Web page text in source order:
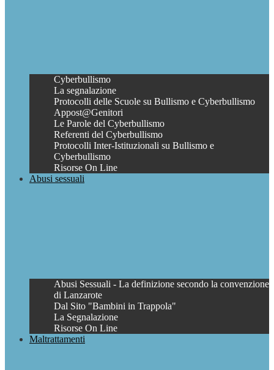
Cyberbullismo
La segnalazione
Protocolli delle Scuole su Bullismo e Cyberbullismo
Appost@Genitori
Le Parole del Cyberbullismo
Referenti del Cyberbullismo
Protocolli Inter-Istituzionali su Bullismo e
Cyberbullismo
Risorse On Line
Abusi sessuali
Abusi Sessuali - La definizione secondo la convenzione
di Lanzarote
Dal Sito "Bambini in Trappola"
La Segnalazione
Risorse On Line
Maltrattamenti